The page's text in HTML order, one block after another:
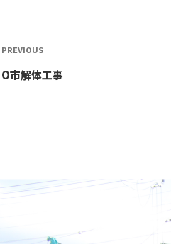
投
稿
ー
シ
ョ
Previous
Post
PREVIOUS
O市解体工事